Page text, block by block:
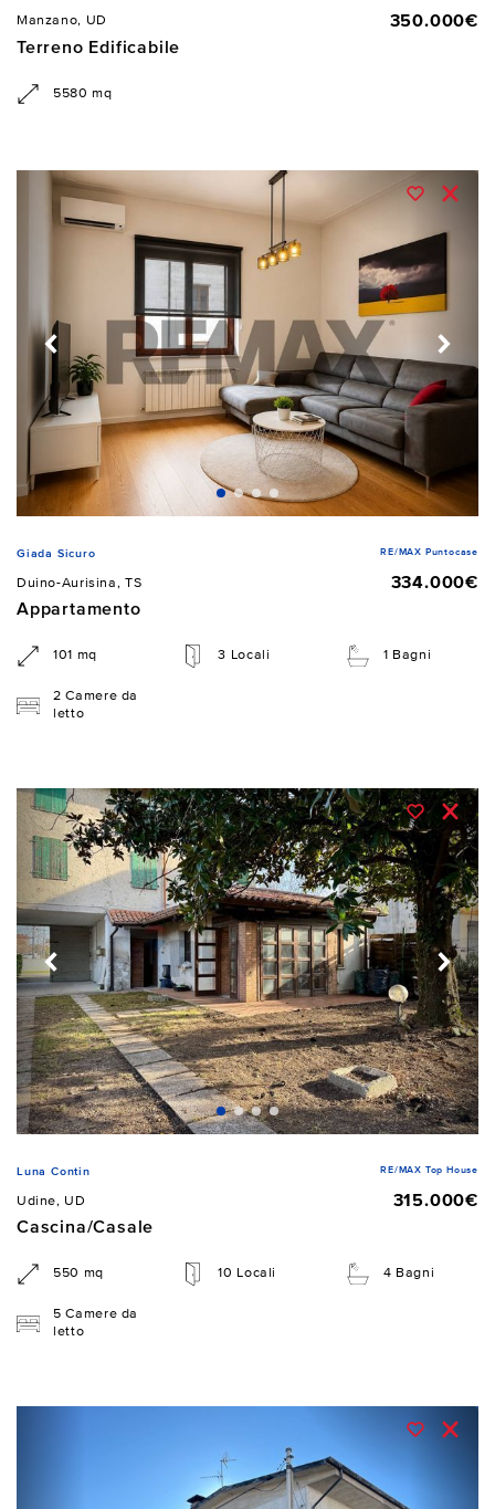
Manzano, UD
350.000€
Terreno Edificabile
5580 mq
Giada Sicuro RE/MAX Puntocase
Duino-Aurisina, TS
334.000€
Appartamento
101 mq 3 Locali 1 Bagni
2 Camere da
letto
Luna Contin RE/MAX Top House
Udine, UD
315.000€
Cascina/Casale
550 mq 10 Locali 4 Bagni
5 Camere da
letto